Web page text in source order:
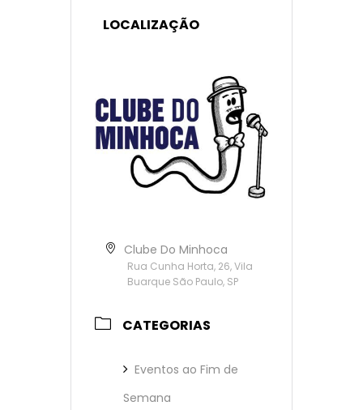
LOCALIZAÇÃO
Clube Do Minhoca
Rua Cunha Horta, 26, Vila
Buarque São Paulo, SP
CATEGORIAS
Eventos ao Fim de
Semana